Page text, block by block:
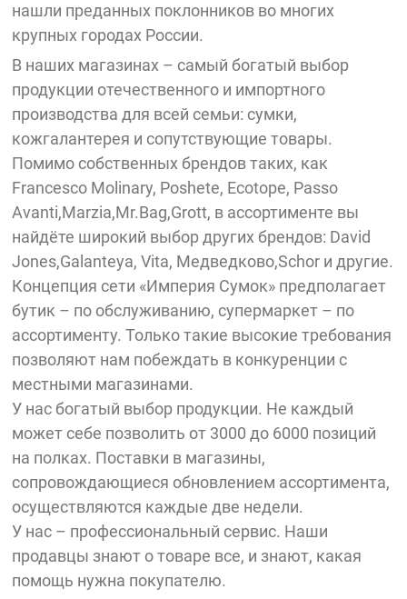
нашли преданных поклонников во многих
крупных городах России.
В наших магазинах – самый богатый выбор
продукции отечественного и импортного
производства для всей семьи: сумки,
кожгалантерея и сопутствующие товары.
Помимо собственных брендов таких, как
Francesco Molinary, Poshete, Ecotope, Passo
Avanti,Marzia,Mr.Bag,Grott, в ассортименте вы
найдёте широкий выбор других брендов: David
Jones,Galanteya, Vita, Медведково,Schor и другие.
Концепция сети «Империя Сумок» предполагает
бутик – по обслуживанию, супермаркет – по
ассортименту. Только такие высокие требования
позволяют нам побеждать в конкуренции с
местными магазинами.
У нас богатый выбор продукции. Не каждый
может себе позволить от 3000 до 6000 позиций
на полках. Поставки в магазины,
сопровождающиеся обновлением ассортимента,
осуществляются каждые две недели.
У нас – профессиональный сервис. Наши
продавцы знают о товаре все, и знают, какая
помощь нужна покупателю.